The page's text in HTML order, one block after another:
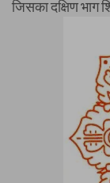
जिसका दक्षिण भाग